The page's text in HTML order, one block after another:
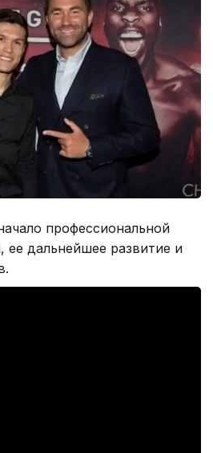
профессиональной
ее дальнейшее развитие и